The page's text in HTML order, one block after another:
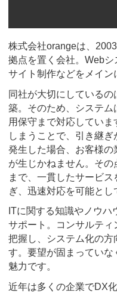
株式会社orangeは、
拠点を置く会社。Web
サイト制作などをメイン
同社が大切にしている
築。そのため、システ
用保守まで対応してい
しまうことで、引き継
発生した場合、お客様
が生じかねません。そ
まで、一貫したサービ
ぎ、迅速対応を可能とし
ITに関する知識やノウ
サポート。コンサルテ
把握し、システム化の方
す。要望が固まっていな
魅力です。
近年は多くの企業でDX